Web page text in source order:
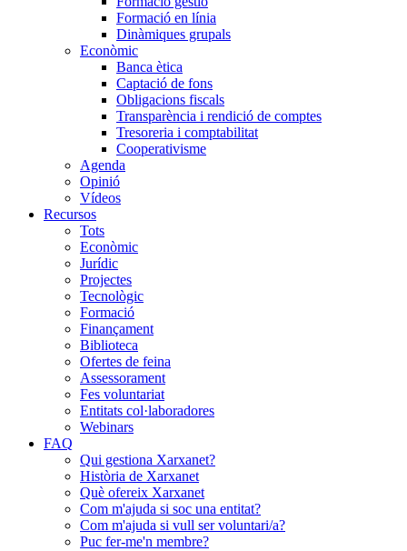
Formació en línia
Dinàmiques grupals
Econòmic
Banca ètica
Captació de fons
Obligacions fiscals
Transparència i rendició de comptes
Tresoreria i comptabilitat
Cooperativisme
Agenda
Opinió
Vídeos
Recursos
Tots
Econòmic
Jurídic
Projectes
Tecnològic
Formació
Finançament
Biblioteca
Ofertes de feina
Assessorament
Fes voluntariat
Entitats col·laboradores
Webinars
FAQ
Qui gestiona Xarxanet?
Història de Xarxanet
Què ofereix Xarxanet
Com m'ajuda si soc una entitat?
Com m'ajuda si vull ser voluntari/a?
Puc fer-me'n membre?